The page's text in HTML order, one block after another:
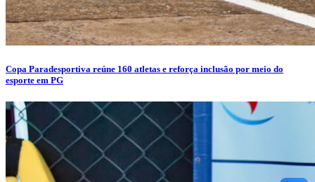
Copa Paradesportiva reúne 160 atletas e reforça inclusão por meio do
esporte em PG